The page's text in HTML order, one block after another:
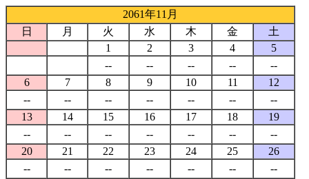
2061年11月
日
月 火 水 木 金
土
1
2 3 4
5
--
-- -- --
--
6
7 8 9 10 11
12
--
-- -- -- -- --
--
13
14 15 16 17 18
19
--
-- -- -- -- --
--
20
21 22 23 24 25
26
--
-- -- -- -- --
--